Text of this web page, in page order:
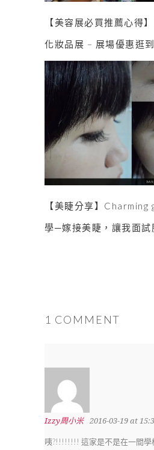
【美容展必買推薦心得
化妝品展 – 展場優惠逛
【美睫分享】
學─嫁接美睫，讓我面試
1 COMMENT
Izzy周小米 2016-03-19 at
咦?!!!!!!!! 這家是不是在一間學